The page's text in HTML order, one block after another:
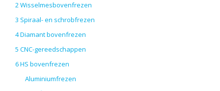
2 Wisselmesbovenfrezen
3 Spiraal- en schrobfrezen
4 Diamant bovenfrezen
5 CNC-gereedschappen
6 HS bovenfrezen
Aluminiumfrezen